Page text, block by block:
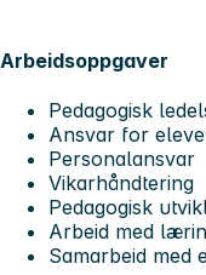
Arbeidsoppgaver
Pedagogisk
Ansvar for
Personalansvar
Vikarhåndtering
Pedagogisk
Arbeid med
Samarbeid med